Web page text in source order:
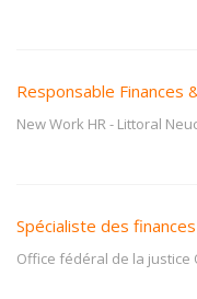
Responsable Finances
New Work HR- Littoral
Spécialiste des
Office fédéral de la justice